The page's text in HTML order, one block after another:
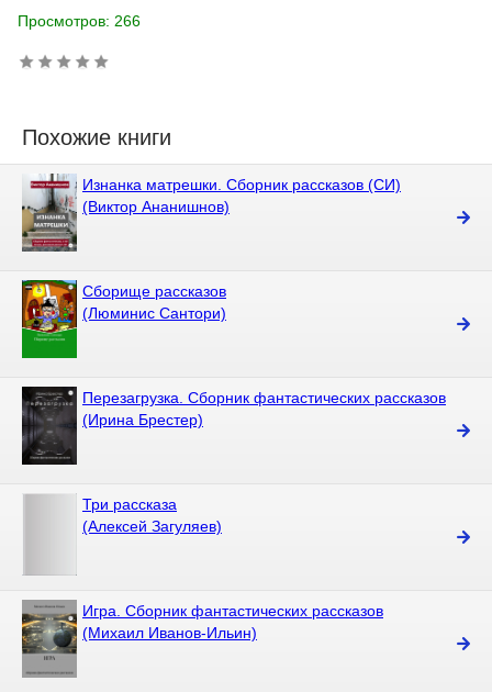
Просмотров: 266
Похожие книги
Изнанка матрешки. Сборник рассказов (СИ)
(Виктор Ананишнов)
Сборище рассказов
(Люминис Сантори)
Перезагрузка. Сборник фантастических рассказов
(Ирина Брестер)
Три рассказа
(Алексей Загуляев)
Игра. Сборник фантастических рассказов
(Михаил Иванов-Ильин)